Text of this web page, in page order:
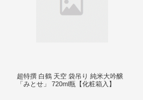
超特撰 白鶴 天空 袋吊り 純米大吟醸
「みとせ」 720ml瓶【化粧箱入】